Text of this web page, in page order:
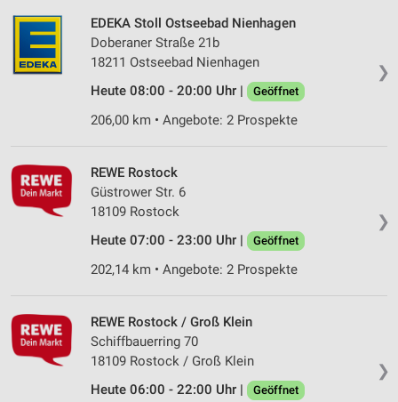
❯
EDEKA Stoll Ostseebad Nienhagen
Doberaner Straße 21b
18211 Ostseebad Nienhagen
Heute 08:00 - 20:00 Uhr |
Geöffnet
206,00 km • Angebote: 2 Prospekte
❯
REWE Rostock
Güstrower Str. 6
18109 Rostock
Heute 07:00 - 23:00 Uhr |
Geöffnet
202,14 km • Angebote: 2 Prospekte
❯
REWE Rostock / Groß Klein
Schiffbauerring 70
18109 Rostock / Groß Klein
Heute 06:00 - 22:00 Uhr |
Geöffnet